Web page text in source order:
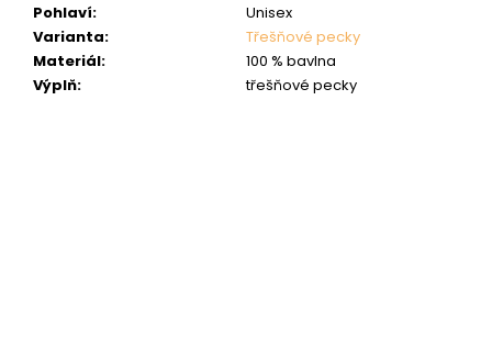
Pohlaví:
Unisex
Varianta:
Třešňové pecky
Materiál:
100 % bavlna
Výplň: třešňové pecky